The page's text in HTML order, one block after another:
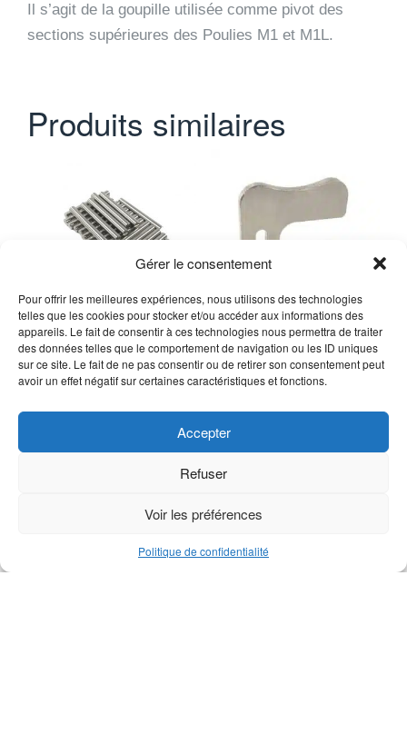
Gérer le consentement
Pour offrir les meilleures expériences, nous utilisons des technologies
telles que les cookies pour stocker et/ou accéder aux informations des
appareils. Le fait de consentir à ces technologies nous permettra de traiter
des données telles que le comportement de navigation ou les ID uniques
sur ce site. Le fait de ne pas consentir ou de retirer son consentement peut
avoir un effet négatif sur certaines caractéristiques et fonctions.
Accepter
Refuser
Voir les préférences
Politique de confidentialité
Il s’agit de la goupille utilisée comme pivot des
sections supérieures des Poulies M1 et M1L.
Produits similaires
Goupille réa de support M1 Mâchoire M1